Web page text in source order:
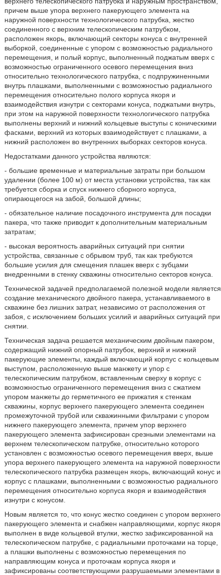
причем выше упора верхнего пакерующего элемента на
наружной поверхности технологического патрубка, жестко
соединенного с верхним телескопическим патрубком,
расположен якорь, включающий секторы конуса с внутренней
выборкой, соединенные с упором с возможностью радиального
перемещения, и полый корпус, выполненный поджатым вверх с
возможностью ограниченного осевого перемещения вниз
относительно технологического патрубка, с подпружиненными
внутрь плашками, выполненными с возможностью радиального
перемещения относительно полого корпуса якоря и
взаимодействия изнутри с секторами конуса, поджатыми внутрь,
при этом на наружной поверхности технологического патрубка
выполнены верхний и нижний кольцевые выступы с коническими
фасками, верхний из которых взаимодействует с плашками, а
нижний расположен во внутренних выборках секторов конуса.
Недостатками данного устройства являются:
- большие временные и материальные затраты при большом
удалении (более 100 м) от места установки устройства, так как
требуется сборка и спуск нижнего сборного корпуса,
опирающегося на забой, большой длины;
- обязательное наличие посадочного инструмента для посадки
пакера, что также приводит к дополнительным материальным
затратам;
- высокая вероятность аварийных ситуаций при снятии
устройства, связанные с обрывом труб, так как требуются
большие усилия для смещения плашек вверх с зубцами
внедренными в стенку скважины относительно секторов конуса.
Технической задачей предполагаемой полезной модели является
создание механического двойного пакера, устанавливаемого в
скважине без лишних затрат, независимо от расположения от
забоя, с исключением больших усилий и аварийных ситуаций при
снятии.
Техническая задача решается механическим двойным пакером,
содержащий нижний опорный патрубок, верхний и нижний
пакерующие элементы, каждый включающий корпус с кольцевым
выступом, расположенную выше манжету и упор с
телескопическим патрубком, вставленным сверху в корпус с
возможностью ограниченного перемещения вниз с сжатием
упором манжеты до герметичного ее прижатия к стенкам
скважины, корпус верхнего пакерующего элемента соединен
промежуточной трубой или скважинными фильтрами с упором
нижнего пакерующего элемента, причем упор верхнего
пакерующего элемента зафиксирован срезными элементами на
верхнем телескопическом патрубке, относительно которого
установлен с возможностью осевого перемещения вверх, выше
упора верхнего пакерующего элемента на наружной поверхности
телескопического патрубка размещен якорь, включающий конус и
корпус с плашками, выполненными с возможностью радиального
перемещения относительно корпуса якоря и взаимодействия
изнутри с конусом.
Новым является то, что конус жестко соединен с упором верхнего
пакерующего элемента и снабжен направляющими, корпус якоря
выполнен в виде кольцевой втулки, жестко зафиксированной на
телескопическом патрубке, с радиальными проточками на торце,
а плашки выполнены с возможностью перемещения по
направляющим конуса и проточкам корпуса якоря и
зафиксированы соответствующими разрушаемыми элементами в